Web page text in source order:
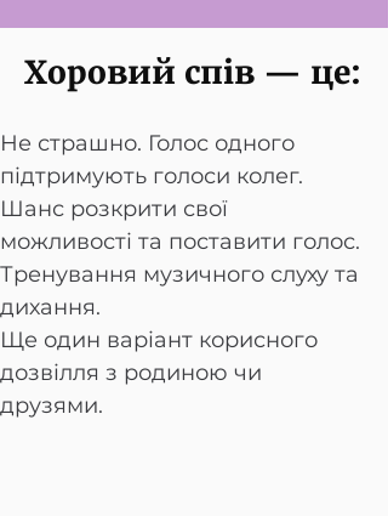
Хоровий спів — це:
Не страшно. Голос одного
підтримують голоси колег.
Шанс розкрити свої
можливості та поставити голос.
Тренування музичного слуху та
дихання.
Ще один варіант корисного
дозвілля з родиною чи
друзями.